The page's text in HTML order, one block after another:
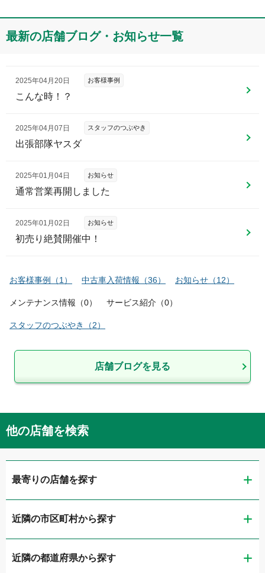
最新の店舗ブログ・お知らせ一覧
2025年04月20日 お客様事例
こんな時！？
2025年04月07日 スタッフのつぶやき
出張部隊ヤスダ
2025年01月04日 お知らせ
通常営業再開しました
2025年01月02日 お知らせ
初売り絶賛開催中！
お客様事例 （1 ） 中古車入荷情報 （36） お知らせ （12）
メンテナンス情報 （0） サービス紹介 （0）
スタッフのつぶやき （2）
店舗ブログを見る
他の店舗を検索
最寄りの店舗を探す
ガリバー静岡流通通り店
LIBERALA リベラーラ静岡
近隣の市区町村から探す
静岡市葵区
近隣の都道府県から探す